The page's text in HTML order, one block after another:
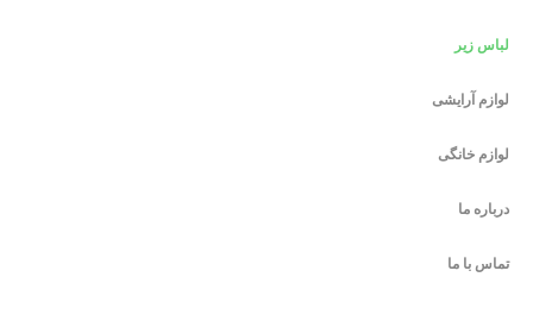
لباس زیر
لوازم آرایشی
لوازم خانگی
درباره ما
تماس با ما